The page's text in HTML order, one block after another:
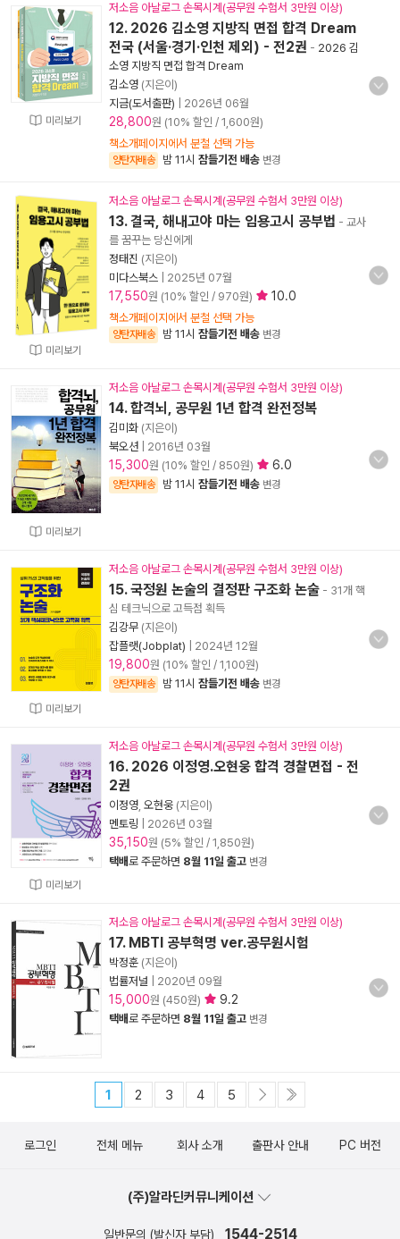
미리보기
저소음 아날로그 손목시계(공무원 수험서 3만원 이상)
12. 2026 김소영 지방직 면접 합격 Dream
전국 (서울·경기·인천 제외) - 전2권 - 2026 김
소영 지방직 면접 합격 Dream
김소영 (지은이)
지금(도서출판)
2026년 06월
28,800원 (10% 할인 / 1,600원)
책소개페이지에서 분철 선택 가능
양탄자배송 밤 11시 잠들기전 배송 변경
미리보기
저소음 아날로그 손목시계(공무원 수험서 3만원 이상)
13. 결국, 해내고야 마는 임용고시 공부법 - 교사
를 꿈꾸는 당신에게
정태진 (지은이)
미다스북스
2025년 07월
17,550원 (10% 할인 / 970원) 10.0
책소개페이지에서 분철 선택 가능
양탄자배송 밤 11시 잠들기전 배송 변경
미리보기
저소음 아날로그 손목시계(공무원 수험서 3만원 이상)
14. 합격뇌, 공무원 1년 합격 완전정복
김미화 (지은이)
북오션
2016년 03월
15,300원 (10% 할인 / 850원) 6.0
양탄자배송 밤 11시 잠들기전 배송 변경
미리보기
저소음 아날로그 손목시계(공무원 수험서 3만원 이상)
15. 국정원 논술의 결정판 구조화 논술 - 31개 핵
심 테크닉으로 고득점 획득
김강무 (지은이)
잡플랫(Jobplat)
2024년 12월
19,800원 (10% 할인 / 1,100원)
양탄자배송 밤 11시 잠들기전 배송 변경
미리보기
저소음 아날로그 손목시계(공무원 수험서 3만원 이상)
16. 2026 이정영.오현웅 합격 경찰면접 - 전
2권
이정영 오현웅 (지은이)
멘토링
2026년 03월
35,150원 (5% 할인 / 1,850원)
택배로 주문하면 8월 11일 출고 변경
저소음 아날로그 손목시계(공무원 수험서 3만원 이상)
17. MBTI 공부혁명 ver.공무원시험
박정훈 (지은이)
법률저널
2020년 09월
15,000원 (450원) 9.2
택배로 주문하면 8월 11일 출고 변경
1 2 3 4 5
로그인 전체 메뉴 회사 소개 출판사 안내 PC 버전
(주)알라딘커뮤니케이션
일반문의 (발신자 부담) 1544-2514